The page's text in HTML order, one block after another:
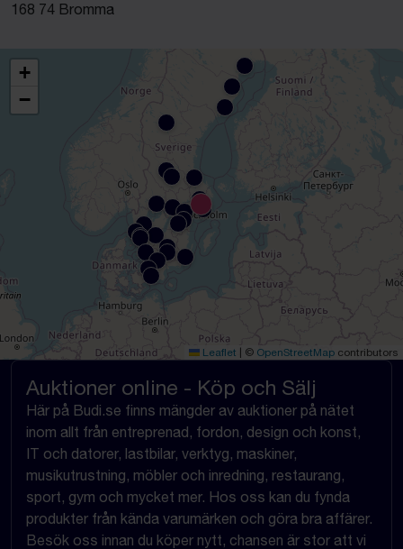
168 74 Bromma
+
−
Leaflet © OpenStreetMap contributors
Auktioner online - Köp och Sälj
Här på Budi.se finns mängder av auktioner på nätet
inom allt från entreprenad, fordon, design och konst,
IT och datorer, lastbilar, verktyg, maskiner,
musikutrustning, möbler och inredning, restaurang,
sport, gym och mycket mer. Hos oss kan du fynda
produkter från kända varumärken och göra bra affärer.
Besök oss innan du köper nytt, chansen är stor att vi